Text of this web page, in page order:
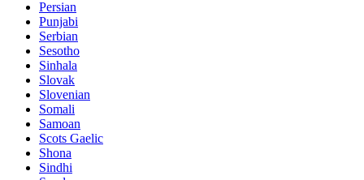
Persian
Punjabi
Serbian
Sesotho
Sinhala
Slovak
Slovenian
Somali
Samoan
Scots Gaelic
Shona
Sindhi